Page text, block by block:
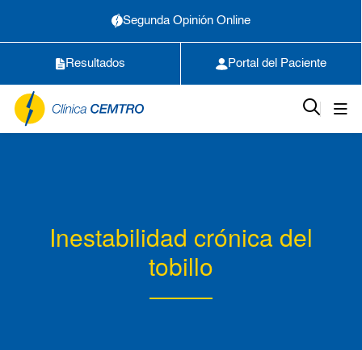
Segunda Opinión Online
Resultados Portal del Paciente
Inestabilidad crónica del
tobillo